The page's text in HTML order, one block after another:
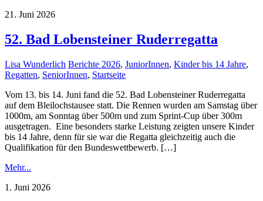
21. Juni 2026
52. Bad Lobensteiner Ruderregatta
Lisa Wunderlich Berichte 2026, JuniorInnen, Kinder bis 14 Jahre,
Regatten, SeniorInnen, Startseite
Vom 13. bis 14. Juni fand die 52. Bad Lobensteiner Ruderregatta
auf dem Bleilochstausee statt. Die Rennen wurden am Samstag über
1000m, am Sonntag über 500m und zum Sprint-Cup über 300m
ausgetragen. Eine besonders starke Leistung zeigten unsere Kinder
bis 14 Jahre, denn für sie war die Regatta gleichzeitig auch die
Qualifikation für den Bundeswettbewerb. […]
Mehr...
1. Juni 2026